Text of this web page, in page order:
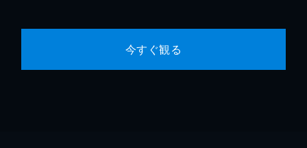
今すぐ観る